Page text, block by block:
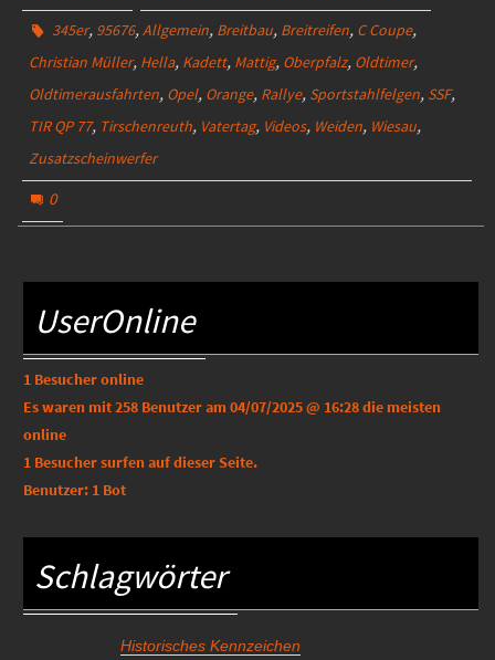
345er, 95676,Allgemein, Breitbau, Breitreifen, C Coupe,
Christian Müller, Hella, Kadett, Mattig, Oberpfalz, Oldtimer,
Oldtimerausfahrten, Opel, Orange, Rallye, Sportstahlfelgen, SSF,
TIR QP 77, Tirschenreuth, Vatertag, Videos, Weiden, Wiesau,
Zusatzscheinwerfer
0
UserOnline
1 Besucheronline
Es waren mit 258 Benutzer am 04/07/2025 @ 16:28 die meisten
online
1 Besuchersurfen auf dieser Seite.
Benutzer: 1 Bot
Schlagwörter
Historisches Kennzeichen